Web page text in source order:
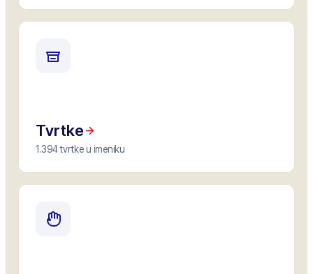
Tvrtke
1.394 tvrtke u imeniku